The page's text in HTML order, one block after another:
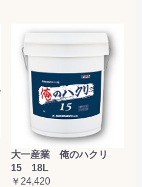
大一産業 俺のハクリ
15 18L
￥24,420